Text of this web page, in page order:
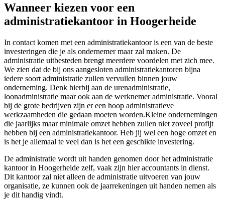
Wanneer kiezen voor een
administratiekantoor in Hoogerheide
In contact komen met een administratiekantoor is een van de beste
investeringen die je als ondernemer maar zal maken. De
administratie uitbesteden brengt meerdere voordelen met zich mee.
We zien dat de bij ons aangesloten administratiekantoren bijna
iedere soort administratie zullen vervullen binnen jouw
onderneming. Denk hierbij aan de urenadministratie,
loonadministratie maar ook aan de werknemer administratie. Vooral
bij de grote bedrijven zijn er een hoop administratieve
werkzaamheden die gedaan moeten worden.Kleine ondernemingen
die jaarlijks maar minimale omzet hebben zullen niet zoveel profijt
hebben bij een administratiekantoor. Heb jij wel een hoge omzet en
is het je allemaal te veel dan is het een geschikte investering.
De administratie wordt uit handen genomen door het administratie
kantoor in Hoogerheide zelf, vaak zijn hier accountants in dienst.
Dit kantoor zal niet alleen de administratie uitvoeren van jouw
organisatie, ze kunnen ook de jaarrekeningen uit handen nemen als
je dit handig vindt.